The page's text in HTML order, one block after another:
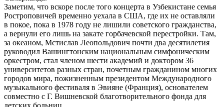
Заметим, что вскоре после того концерта в Узбекистане семья
Ростроповичей временно уехала в США, где их не оставляли
в покое, пока в 1978 году не лишили советского гражданства,
а вернули его лишь на закате горбачевской перестройки. Там,
за океаном, Мстислав Леопольдович почти два десятилетия
руководил Вашингтонским национальным симфоническим
оркестром, стал членом шести академий и доктором 36
университетов разных стран, почетным гражданином многих
городов мира, пожизненным президентом Международного
музыкального фестиваля в Эвияне (Франция), основателем
совместно с Г. Вишневской благотворительного фонда для